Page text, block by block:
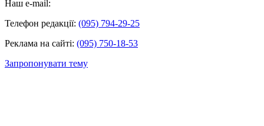
Наш e-mail:
Телефон редакції: (095) 794-29-25
Реклама на сайті: (095) 750-18-53
Запропонувати тему